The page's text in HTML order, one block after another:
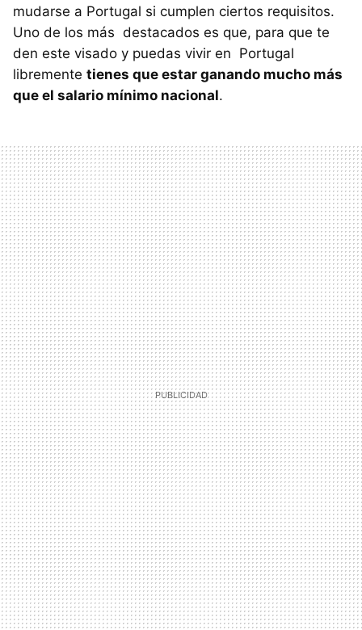
mudarse a Portugal si cumplen ciertos requisitos.
Uno de los más destacados es que, para que te
den este visado y puedas vivir en Portugal
libremente tienes que estar ganando mucho más
que el salario mínimo nacional.